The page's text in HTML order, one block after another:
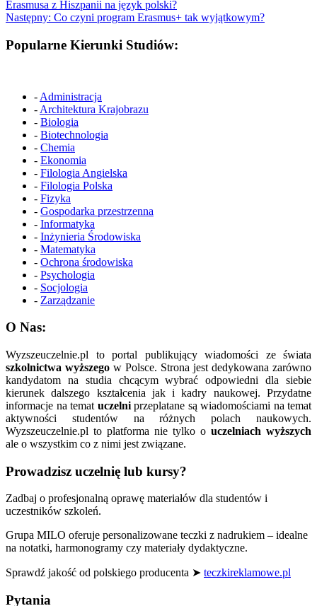
Erasmusa z Hiszpanii na język polski?
Następny: Co czyni program Erasmus+ tak wyjątkowym?
Popularne Kierunki Studiów:
- Administracja
- Architektura Krajobrazu
- Biologia
- Biotechnologia
- Chemia
- Ekonomia
- Filologia Angielska
- Filologia Polska
- Fizyka
- Gospodarka przestrzenna
- Informatyka
- Inżynieria Środowiska
- Matematyka
- Ochrona środowiska
- Psychologia
- Socjologia
- Zarządzanie
O Nas:
Wyzszeuczelnie.pl to portal publikujący wiadomości ze świata
szkolnictwa wyższego w Polsce. Strona jest dedykowana zarówno
kandydatom na studia chcącym wybrać odpowiedni dla siebie
kierunek dalszego kształcenia jak i kadry naukowej. Przydatne
informacje na temat uczelniprzeplatane są wiadomościami na temat
aktywności studentów na różnych polach naukowych.
Wyzszeuczelnie.pl to platforma nie tylko o uczelniach wyższych
ale o wszystkim co z nimi jest związane.
Prowadzisz uczelnię lub kursy?
Zadbaj o profesjonalną oprawę materiałów dla studentów i
uczestników szkoleń.
Grupa MILO oferuje personalizowane teczki z nadrukiem – idealne
na notatki, harmonogramy czy materiały dydaktyczne.
Sprawdź jakość od polskiego producenta ➤ teczkireklamowe.pl
Pytania